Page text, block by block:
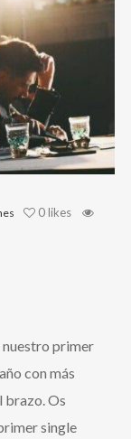
0 likes
nuestro primer
con más
brazo. Os
primer single